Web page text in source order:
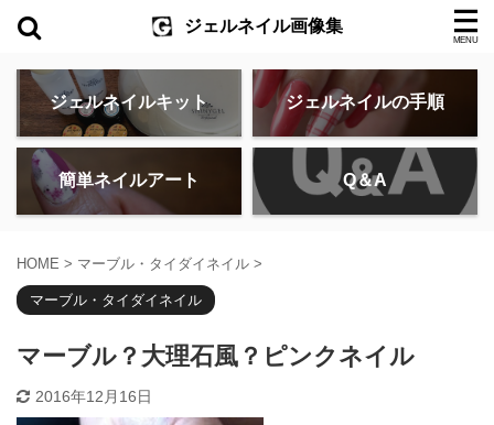
ジェルネイル画像集
ジェルネイルキット ジェルネイルの手順
簡単ネイルアート Q＆A
HOME > マーブル・タイダイネイル >
マーブル・タイダイネイル
マーブル？大理石風？ピンクネイル
2016年12月16日